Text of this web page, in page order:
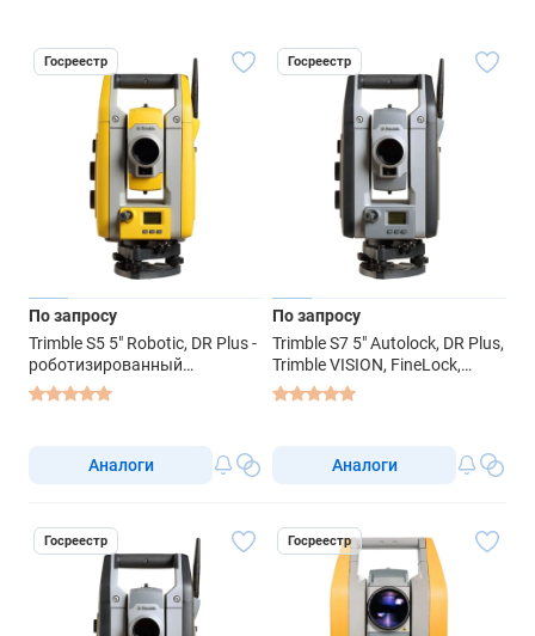
Госреестр
По запросу
Trimble S5 5" Robotic, DR Plus -
роботизированный
тахеометр
Аналоги
Госреестр
По запросу
Trimble S7 5" Autolock, DR Plus,
Trimble VISION, FineLock,
Scanning Capable -
моторизированный
Аналоги
Госреестр Госреестр